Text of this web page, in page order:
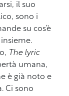
il suo
sono i
su cos’è
The lyric
umana,
è già noto e
Ci sono